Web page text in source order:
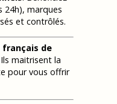
24h), marques
et contrôlés.
français de
maitrisent la
pour vous offrir